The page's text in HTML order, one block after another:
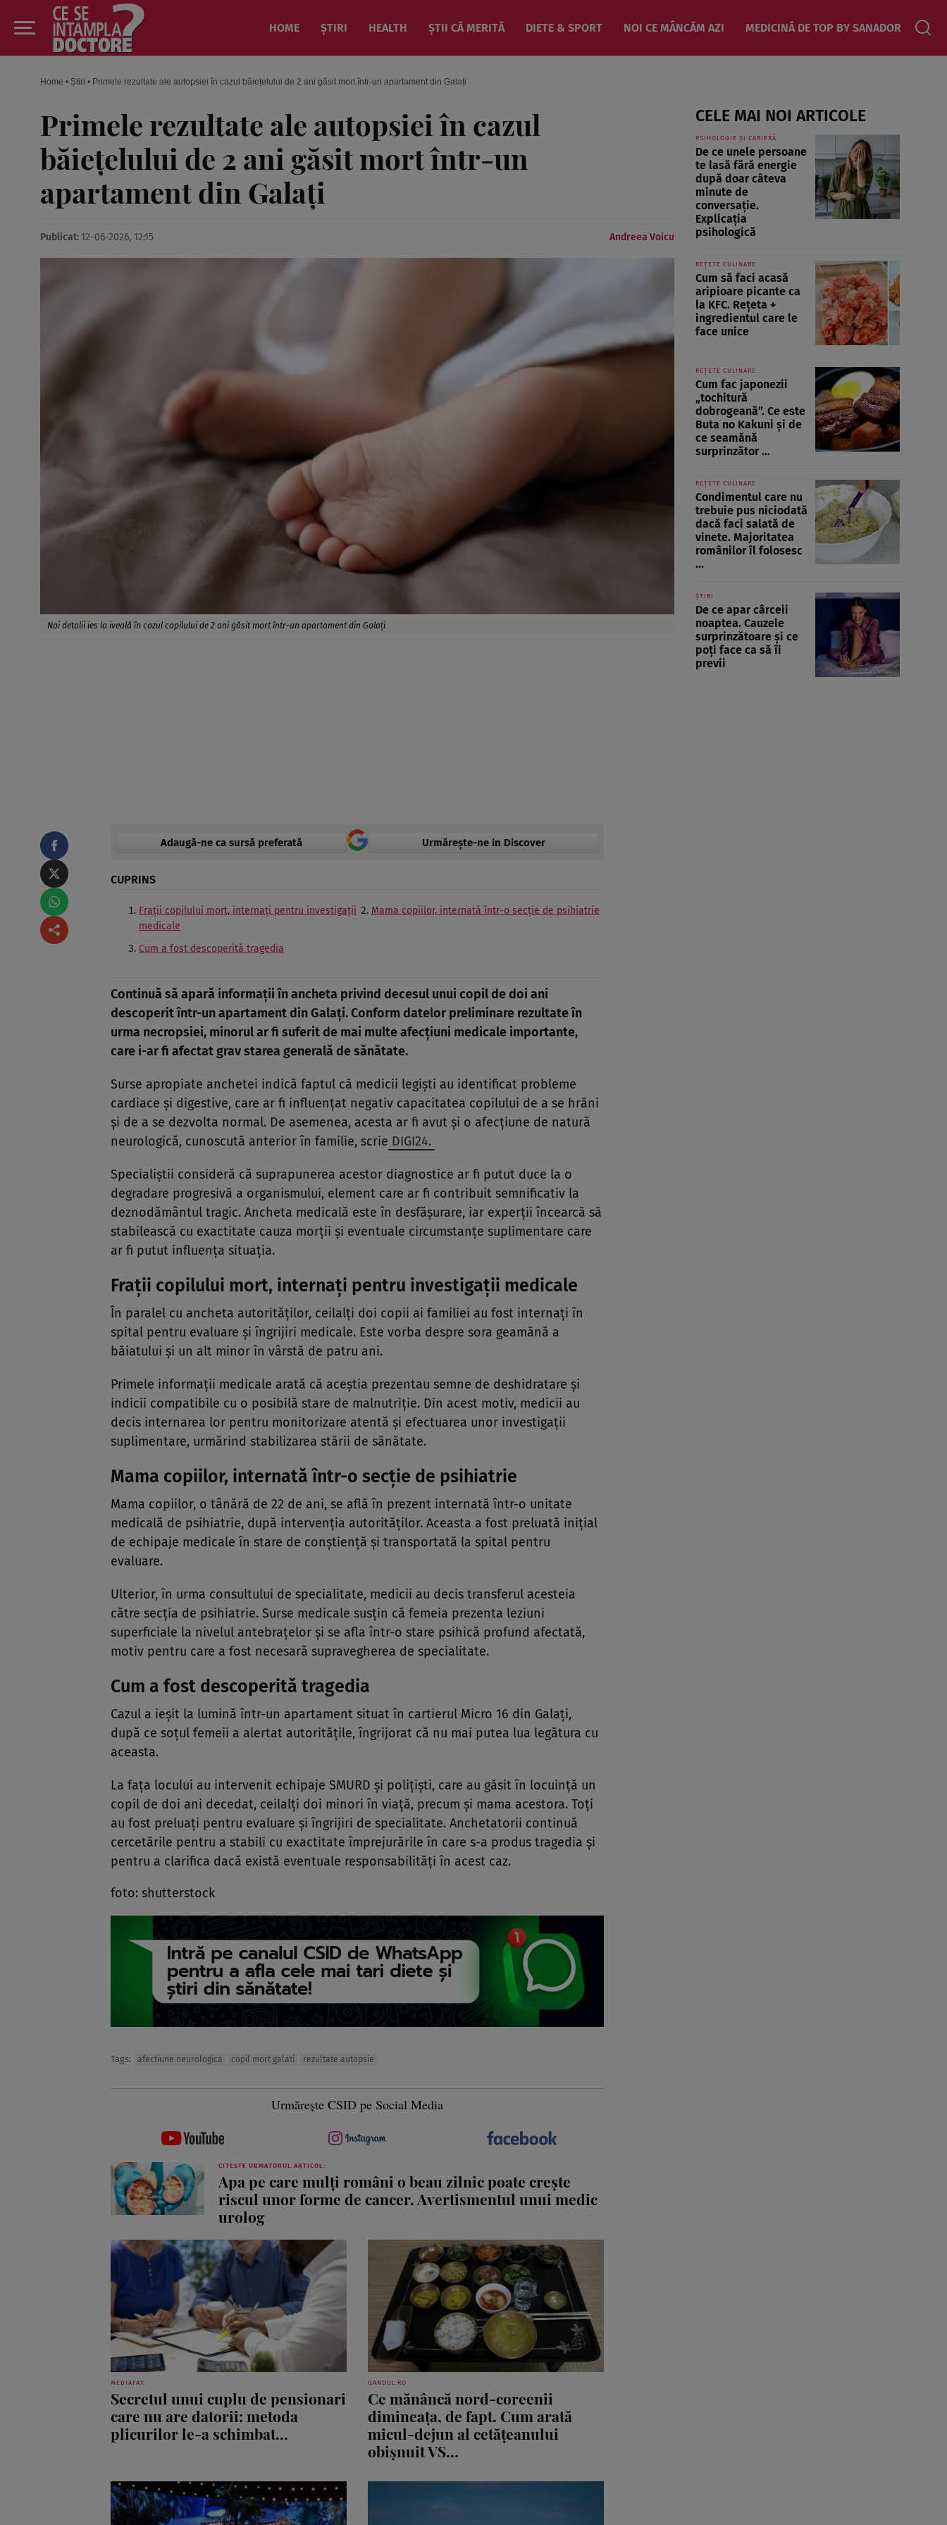
HOME ȘTIRI HEALTH ȘTII CĂ MERITĂ DIETE & SPORT NOI CE MÂNCĂM AZI MEDICINĂ DE TOP BY SANADOR
Home • Știri • Primele rezultate ale autopsiei în cazul băiețelului de 2 ani găsit mort într-un apartament din Galați
Primele rezultate ale autopsiei în cazul
băiețelului de 2 ani găsit mort într-un
apartament din Galați
Publicat: 12-06-2026, 12:15 Andreea Voicu
Noi detalii ies la iveală în cazul copilului de 2 ani găsit mort într-un apartament din Galați
Adaugă-ne ca sursă preferată Urmărește-ne in Discover
CUPRINS
Frații copilului mort, internați pentru investigații
medicale
Mama copiilor, internată într-o secție de psihiatrie
Cum a fost descoperită tragedia
Continuă să apară informații în ancheta privind decesul unui copil de doi ani
descoperit într-un apartament din Galați. Conform datelor preliminare rezultate în
urma necropsiei, minorul ar fi suferit de mai multe afecțiuni medicale importante,
care i-ar fi afectat grav starea generală de sănătate.
Surse apropiate anchetei indică faptul că medicii legiști au identificat probleme
cardiace și digestive, care ar fi influențat negativ capacitatea copilului de a se hrăni
și de a se dezvolta normal. De asemenea, acesta ar fi avut și o afecțiune de natură
neurologică, cunoscută anterior în familie, scrie DIGI24.
Specialiștii consideră că suprapunerea acestor diagnostice ar fi putut duce la o
degradare progresivă a organismului, element care ar fi contribuit semnificativ la
deznodământul tragic. Ancheta medicală este în desfășurare, iar experții încearcă să
stabilească cu exactitate cauza morții și eventuale circumstanțe suplimentare care
ar fi putut influența situația.
Frații copilului mort, internați pentru investigații medicale
În paralel cu ancheta autorităților, ceilalți doi copii ai familiei au fost internați în
spital pentru evaluare și îngrijiri medicale. Este vorba despre sora geamănă a
băiatului și un alt minor în vârstă de patru ani.
Primele informații medicale arată că aceștia prezentau semne de deshidratare și
indicii compatibile cu o posibilă stare de malnutriție. Din acest motiv, medicii au
decis internarea lor pentru monitorizare atentă și efectuarea unor investigații
suplimentare, urmărind stabilizarea stării de sănătate.
Mama copiilor, internată într-o secție de psihiatrie
Mama copiilor, o tânără de 22 de ani, se află în prezent internată într-o unitate
medicală de psihiatrie, după intervenția autorităților. Aceasta a fost preluată inițial
de echipaje medicale în stare de conștiență și transportată la spital pentru
evaluare.
Ulterior, în urma consultului de specialitate, medicii au decis transferul acesteia
către secția de psihiatrie. Surse medicale susțin că femeia prezenta leziuni
superficiale la nivelul antebrațelor și se afla într-o stare psihică profund afectată,
motiv pentru care a fost necesară supravegherea de specialitate.
Cum a fost descoperită tragedia
Cazul a ieșit la lumină într-un apartament situat în cartierul Micro 16 din Galați,
după ce soțul femeii a alertat autoritățile, îngrijorat că nu mai putea lua legătura cu
aceasta.
La fața locului au intervenit echipaje SMURD și polițiști, care au găsit în locuință un
copil de doi ani decedat, ceilalți doi minori în viață, precum și mama acestora. Toți
au fost preluați pentru evaluare și îngrijiri de specialitate. Anchetatorii continuă
cercetările pentru a stabili cu exactitate împrejurările în care s-a produs tragedia și
pentru a clarifica dacă există eventuale responsabilități în acest caz.
foto: shutterstock
Tags: afectiune neurologica copil mort galati rezultate autopsie
Urmărește CSID pe Social Media
CITESTE URMATORUL ARTICOL:
Apa pe care mulți români o beau zilnic poate crește
riscul unor forme de cancer. Avertismentul unui medic
urolog
MEDIAFAX
Secretul unui cuplu de pensionari
care nu are datorii: metoda
plicurilor le-a schimbat...
GANDUL.RO
Ce mănâncă nord-coreenii
dimineața, de fapt. Cum arată
micul-dejun al cetățeanului
obișnuit VS...
CELE MAI NOI ARTICOLE
PSIHOLOGIE ȘI CARIERĂ
De ce unele persoane
te lasă fără energie
după doar câteva
minute de
conversație.
Explicația
psihologică
REȚETE CULINARE
Cum să faci acasă
aripioare picante ca
la KFC. Rețeta +
ingredientul care le
face unice
REȚETE CULINARE
Cum fac japonezii
„tochitură
dobrogeană”. Ce este
Buta no Kakuni și de
ce seamănă
surprinzător ...
REȚETE CULINARE
Condimentul care nu
trebuie pus niciodată
dacă faci salată de
vinete. Majoritatea
românilor îl folosesc
...
ȘTIRI
De ce apar cârceii
noaptea. Cauzele
surprinzătoare și ce
poți face ca să îi
previi